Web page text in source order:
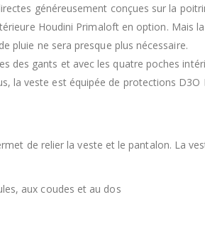
généreusement conçues sur la
Houdini Primaloft en option. Mais
pluie ne sera presque plus nécessaire.
des gants et avec les quatre poches
la veste est équipée de protections
de relier la veste et le pantalon. La
aux coudes et au dos